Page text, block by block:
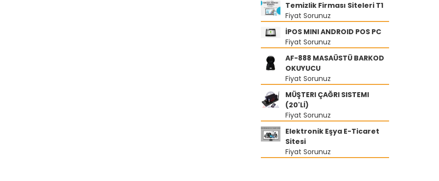
Temizlik Firması Siteleri T1
Fiyat Sorunuz
İPOS MINI ANDROID POS PC
Fiyat Sorunuz
AF-888 MASAÜSTÜ BARKOD
OKUYUCU
Fiyat Sorunuz
MÜŞTERI ÇAĞRI SISTEMI
(20'Lİ)
Fiyat Sorunuz
Elektronik Eşya E-Ticaret
Sitesi
Fiyat Sorunuz